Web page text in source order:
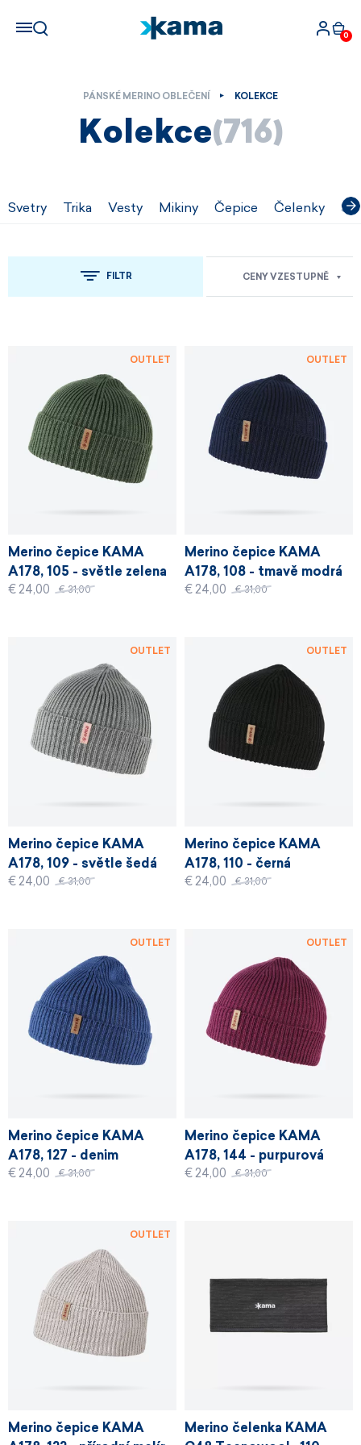
0
PÁNSKÉ MERINO OBLEČENÍ KOLEKCE
Kolekce(716)
Svetry Trika Vesty Mikiny Čepice Čelenky
FILTR CENY VZESTUPNĚ
Merino čepice KAMA
A178, 105 - světle zelena
€ 24,00 € 31,00
OUTLET
Merino čepice KAMA
A178, 108 - tmavě modrá
€ 24,00 € 31,00
OUTLET
Merino čepice KAMA
A178, 109 - světle šedá
€ 24,00 € 31,00
OUTLET
Merino čepice KAMA
A178, 110 - černá
€ 24,00 € 31,00
OUTLET
Merino čepice KAMA
A178, 127 - denim
€ 24,00 € 31,00
OUTLET
Merino čepice KAMA
A178, 144 - purpurová
€ 24,00 € 31,00
OUTLET
Merino čepice KAMA
OUTLET
Merino čelenka KAMA